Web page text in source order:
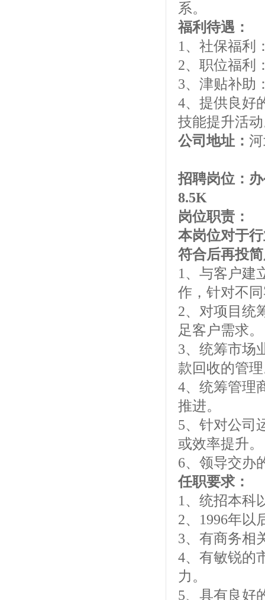
系。
福利待遇：
1、社保福利
2、职位福利
3、津贴补助
4、提供良好
技能提升活
公司地址：
招聘岗位：
8.5K
岗位职责：
本岗位对于
符合后再投
1、与客户建
作，针对不
2、对项目统
足客户需求。
3、统筹市场
款回收的管
4、统筹管理
推进。
5、针对公司
或效率提升。
6、领导交办
任职要求：
1、统招本科
2、1996年以
3、有商务相
4、有敏锐的
力。
5、具有良好